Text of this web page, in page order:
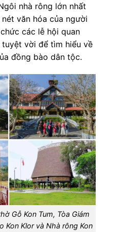
nhà rông lớn nhất
nét văn hóa của người
các lễ hội quan
vời để tìm hiểu về
đồng bào dân tộc.
Gỗ Kon Tum, Tòa Giám
Kon Klor và Nhà rông Kon